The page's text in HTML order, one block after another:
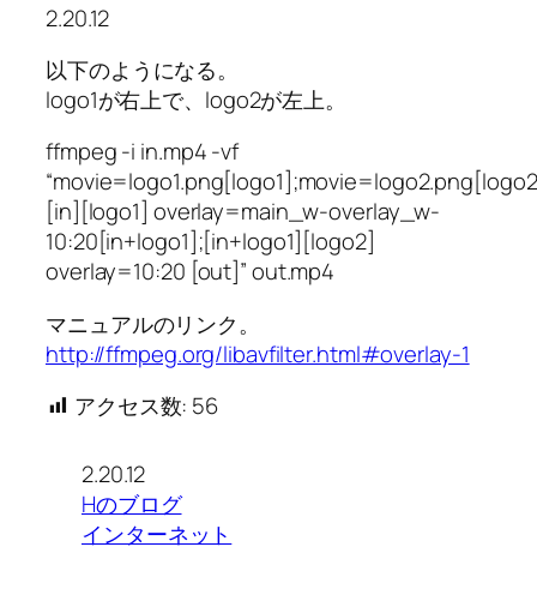
2.20.12
以下のようになる。
logo1が右上で、logo2が左上。
ffmpeg -i in.mp4 -vf
[in][logo1] overlay=main_w-overlay_w-
10:20[in+logo1];[in+logo1][logo2]
overlay=10:20 [out]” out.mp4
マニュアルのリンク。
http://ffmpeg.org/libavfilter.html#overlay-1
アクセス数: 56
2.20.12
Hのブログ
インターネット